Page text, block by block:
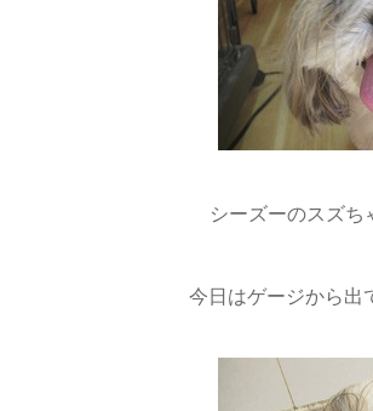
シーズーのスズ
今日はゲージから出